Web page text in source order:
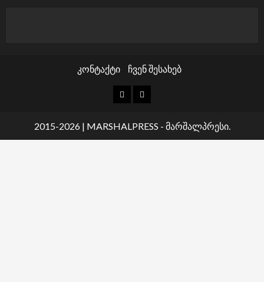
კონტაქტი ჩვენ შესახებ
კონტაქტი
ჩვენ
2015-2026 | MARSHALPRESS - მარშალპრესი.